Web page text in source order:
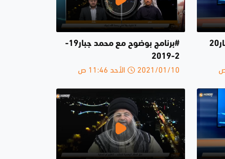
#برنامج بوضوح مع محمد جبار20
#برنامج بوضوح مع محمد جبار19-
2-2019
2021/01/10 الأحد 11:46 ص